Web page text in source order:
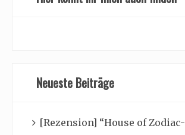
Neueste Beiträge
[Rezension] “House of Zodiac-